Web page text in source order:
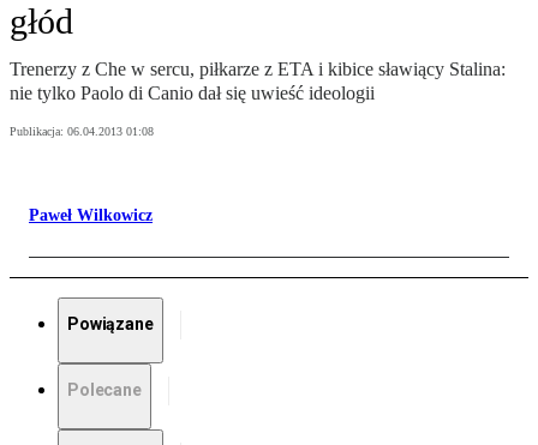
głód
Trenerzy z Che w sercu, piłkarze z ETA i kibice sławiący Stalina:
nie tylko Paolo di Canio dał się uwieść ideologii
Publikacja: 06.04.2013 01:08
Paweł Wilkowicz
Powiązane
Polecane